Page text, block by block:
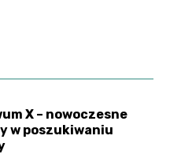
X – nowoczesne
w poszukiwaniu